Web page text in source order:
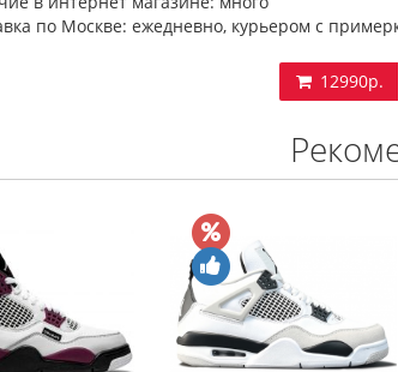
по Москве: ежедневно, курьером с
12990р.